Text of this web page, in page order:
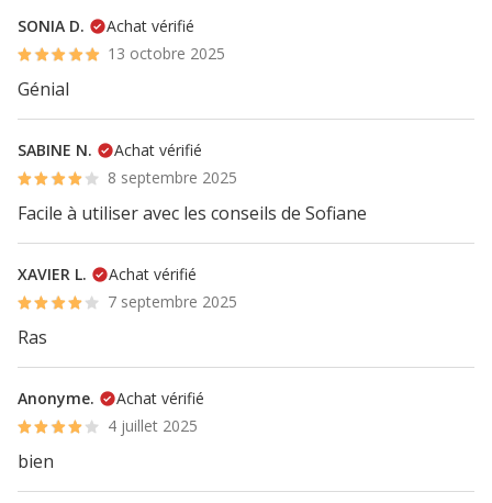
SONIA D.
Achat vérifié
13 octobre 2025
Génial
SABINE N.
Achat vérifié
8 septembre 2025
Facile à utiliser avec les conseils de Sofiane
XAVIER L.
Achat vérifié
7 septembre 2025
Ras
Anonyme.
Achat vérifié
4 juillet 2025
bien